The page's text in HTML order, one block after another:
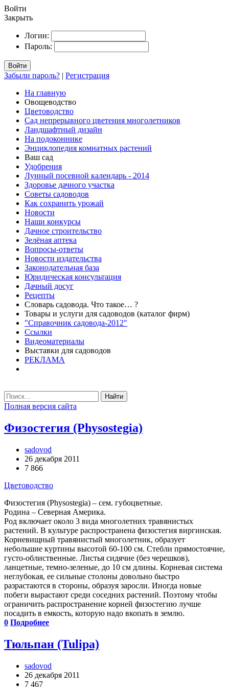
Войти
Закрыть
Логин:
Пароль:
Войти
Забыли пароль? | Регистрация
На главную
Овощеводство
Цветоводство
Сад непрерывного цветения многолетников
Ландшафтный дизайн
На подоконнике
Энциклопедия комнатных растений
Ваш сад
Удобрения
Лунный посевной календарь - 2014
Здоровье дачного участка
Советы садоводов
Как сохранить урожай
Новости
Наши конкурсы
Дачное строительство
Зелёная аптека
Вопросы-ответы
Новости издательства
Законодательная база
Юридическая консультация
Дачный досуг
Рецепты
Словарь садовода. Что такое… ?
Товары и услуги для садоводов (каталог фирм)
"Справочник садовода-2012"
Ссылки
Видеоматериалы
Выставки для садоводов
РЕКЛАМА
Найти
Полная версия сайта
Физостегия (Physostegia)
sadovod
26 декабря 2011
7 866
Цветоводство
Физостегия (Physostegia) – сем. губоцветные.
Родина – Северная Америка.
Род включает около 3 вида многолетних травянистых
растений. В культуре распространена физостегия виргинская.
Корневищный травянистый многолетник, образует
небольшие куртины высотой 60-100 см. Стебли прямостоячие,
густо-облиственные. Листья сидячие (без черешков),
ланцетные, темно-зеленые, до 10 см длины. Корневая система
неглубокая, ее сильные столоны довольно быстро
разрастаются в стороны, образуя заросли. Иногда новые
побеги вырастают среди соседних растений. Поэтому чтобы
ограничить распространение корней физостегию лучше
посадить в емкость, которую надо вкопать в землю.
0 Подробнее
Тюльпан (Tulipa)
sadovod
26 декабря 2011
7 467